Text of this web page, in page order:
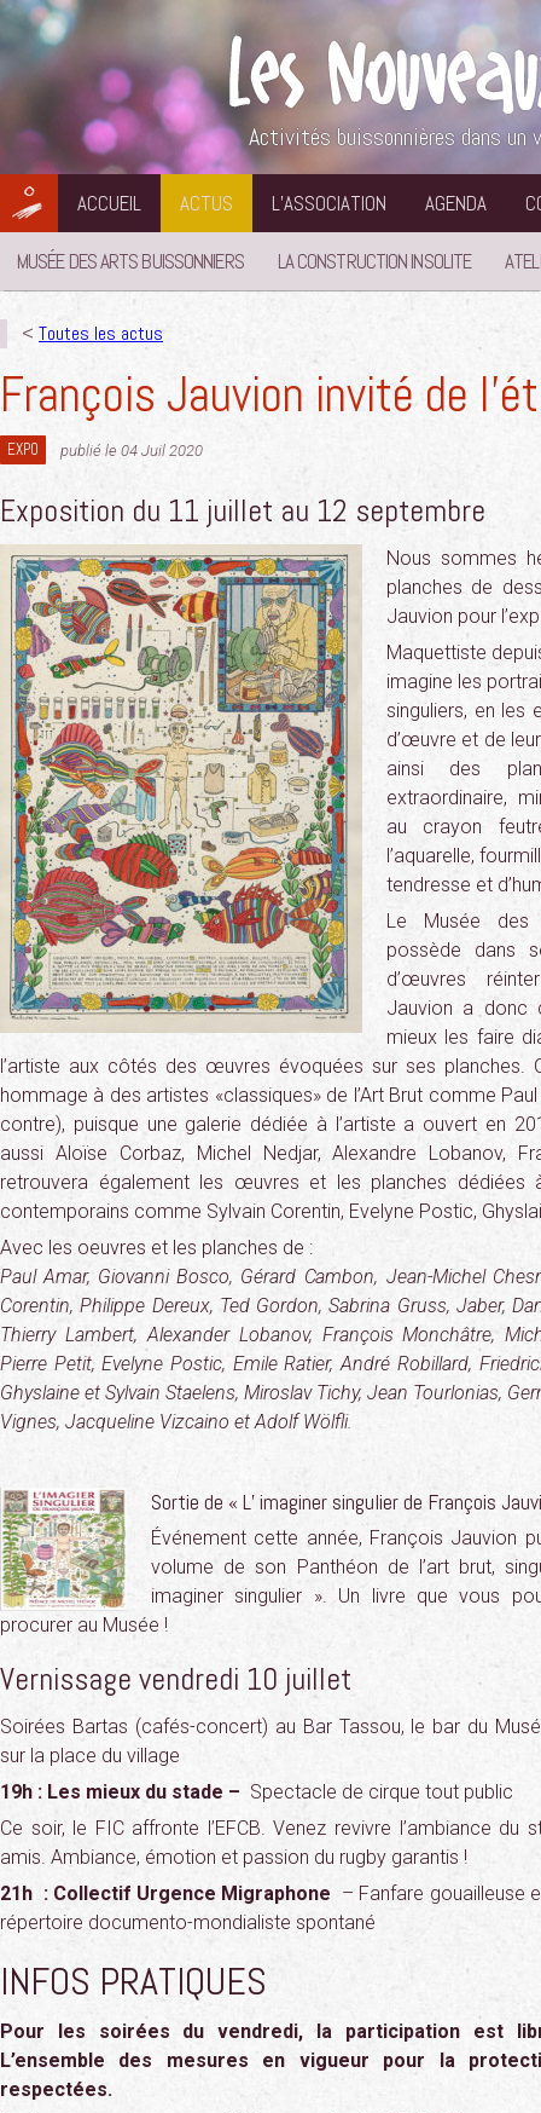
Aller
au
contenu
Activités buissonnières dans
ACCUEIL ACTUS L’ASSOCIATION AGENDA
MUSÉE DES ARTS BUISSONNIERS LA CONSTRUCTION INSOLITE
< Toutes les actus
François Jauvion invité de
EXPO publié le 04 Juil 2020
Exposition du 11 juillet au 12 septembre
Nous sommes
planches de
Jauvion pour
Maquettiste
imagine les
singuliers, en les
d’œuvre et de
ainsi des
extraordinaire,
au crayon
l’aquarelle,
tendresse et
Le Musée des
possède dans
d’œuvres
Jauvion a donc
mieux les faire
l’artiste aux côtés des œuvres évoquées sur ses planches.
hommage à des artistes «classiques» de l’Art Brut comme
contre), puisque une galerie dédiée à l’artiste a ouvert en
aussi Aloïse Corbaz, Michel Nedjar, Alexandre Lobanov,
retrouvera également les œuvres et les planches dédiées
contemporains comme Sylvain Corentin, Evelyne Postic,
Avec les oeuvres et les planches de :
Paul Amar, Giovanni Bosco, Gérard Cambon, Jean-Michel
Corentin, Philippe Dereux, Ted Gordon, Sabrina Gruss, Jaber,
Thierry Lambert, Alexander Lobanov, François Monchâtre,
Pierre Petit, Evelyne Postic, Emile Ratier, André Robillard,
Ghyslaine et Sylvain Staelens, Miroslav Tichy, Jean Tourlonias,
Vignes, Jacqueline Vizcaino et Adolf Wölfli.
Sortie de « L’ imaginer singulier de François
Événement cette année, François Jauvion
volume de son Panthéon de l’art brut,
imaginer singulier ». Un livre que vous
procurer au Musée !
Vernissage vendredi 10 juillet
Soirées Bartas (cafés-concert) au Bar Tassou, le bar du
sur la place du village
19h : Les mieux du stade – Spectacle de cirque tout public
Ce soir, le FIC affronte l’EFCB. Venez revivre l’ambiance du
amis. Ambiance, émotion et passion du rugby garantis !
21h : Collectif Urgence Migraphone – Fanfare gouailleuse
répertoire documento-mondialiste spontané
INFOS PRATIQUES
Pour les soirées du vendredi, la participation est
L’ensemble des mesures en vigueur pour la
respectées.